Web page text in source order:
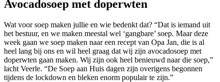
Avocadosoep met doperwten
Wat voor soep maken jullie en wie bedenkt dat? “Dat is iemand uit
het bestuur, en we maken meestal wel ‘gangbare’ soep. Maar deze
week gaan we soep maken naar een recept van Opa Jan, die is al
heel lang bij ons en wil heel graag dat wij zijn avocadosoep met
doperwten gaan maken. Wij zijn ook heel benieuwd naar die soep,”
lacht Veerle. “De Soep aan Huis dagen zijn overigens begonnen
tijdens de lockdown en bleken enorm populair te zijn.”